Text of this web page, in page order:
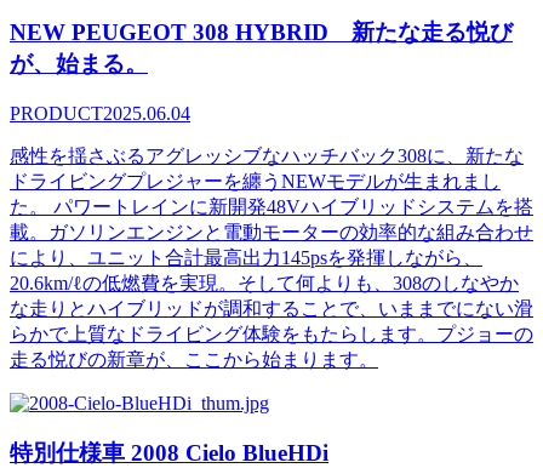
NEW PEUGEOT 308 HYBRID 新たな走る悦び
が、始まる。
PRODUCT2025.06.04
感性を揺さぶるアグレッシブなハッチバック308に、新たな
ドライビングプレジャーを纏うNEWモデルが生まれまし
た。 パワートレインに新開発48Vハイブリッドシステムを搭
載。ガソリンエンジンと電動モーターの効率的な組み合わせ
により、ユニット合計最高出力145psを発揮しながら、
20.6km/ℓの低燃費を実現。そして何よりも、308のしなやか
な走りとハイブリッドが調和することで、いままでにない滑
らかで上質なドライビング体験をもたらします。プジョーの
走る悦びの新章が、ここから始まります。
特別仕様車 2008 Cielo BlueHDi